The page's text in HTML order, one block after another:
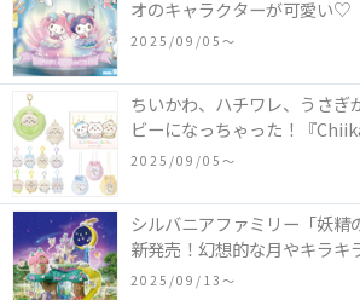
オのキャラクターが可愛い♡
2025～マーメイドファンタ
ズメント施設「ナムコ」「
ン」で開催！
2025/09/05〜
ちいかわ、ハチワレ、うさぎ
ビーになっちゃった！『
ビー)』の催事を全国14か所で
2025/09/05〜
シルバニアファミリー「妖精
新発売！幻想的な月やキラキ
などの装飾がお城を彩る♡
2025/09/13〜